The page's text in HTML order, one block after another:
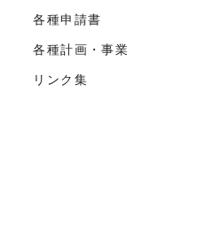
各種申請書
各種計画・事業
リンク集